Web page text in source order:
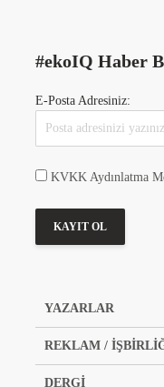
#ekoIQ Haber
E-Posta Adresiniz:
KVKK Aydınlatma
YAZARLAR
REKLAM /
DERGİ